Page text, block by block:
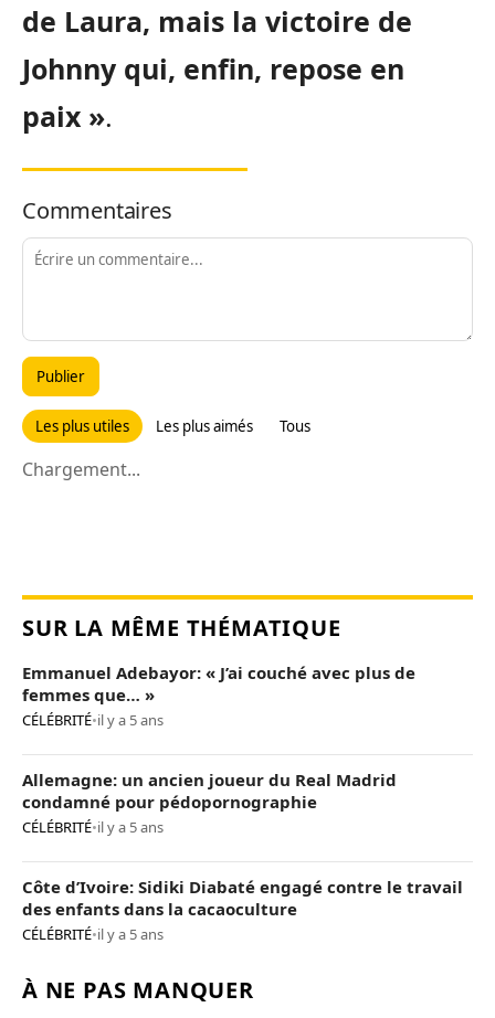
de Laura, mais la victoire de
Johnny qui, enfin, repose en
paix ».
Commentaires
Publier
Les plus utiles Les plus aimés Tous
Chargement...
SUR LA MÊME THÉMATIQUE
Emmanuel Adebayor: « J’ai couché avec plus de
femmes que… »
CÉLÉBRITÉ•il y a 5 ans
Allemagne: un ancien joueur du Real Madrid
condamné pour pédopornographie
CÉLÉBRITÉ•il y a 5 ans
Côte d’Ivoire: Sidiki Diabaté engagé contre le travail
des enfants dans la cacaoculture
CÉLÉBRITÉ•il y a 5 ans
À NE PAS MANQUER